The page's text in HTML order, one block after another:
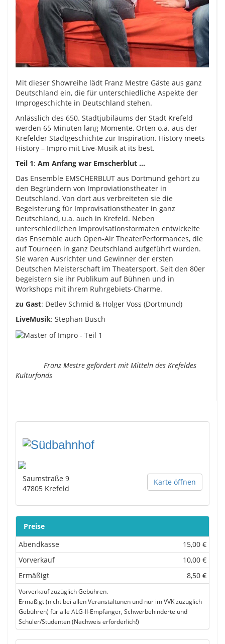
Mit dieser Showreihe lädt Franz Mestre Gäste aus ganz
Deutschland ein, die für unterschiedliche Aspekte der
Improgeschichte in Deutschland stehen.
Anlässlich des 650. Stadtjubiläums der Stadt Krefeld
werden 65 Minuten lang Momente, Orten o.ä. aus der
Krefelder Stadtgeschichte zur Inspiration. History meets
History – Impro mit Live-Musik at its best.
Teil 1: Am Anfang war Emscherblut …
Das Ensemble EMSCHERBLUT aus Dortmund gehört zu
den Begründern von Improviationstheater in
Deutschland. Von dort aus verbreiteten sie die
Begeisterung für Improvisationstheater in ganz
Deutschland, u.a. auch in Krefeld. Neben
unterschiedlichen Improvisationsformaten entwickelte
das Ensemble auch Open-Air TheaterPerformances, die
auf Tourneen in ganz Deutschland aufgeführt wurden.
Sie waren Ausrichter und Gewinner der ersten
Deutschen Meisterschaft im Theatersport. Seit den 80er
begeistern sie ihr Publikum auf Bühnen und in
Workshops mit ihrem Ruhrgebiets-Charme.
zu Gast: Detlev Schmid & Holger Voss (Dortmund)
LiveMusik: Stephan Busch
Franz Mestre gefördert mit Mitteln des Krefeldes
Kulturfonds
Karte öffnen
Saumstraße 9
47805 Krefeld
Preise
Abendkasse
15,00 €
Vorverkauf
10,00 €
Ermäßigt
8,50 €
Vorverkauf zuzüglich Gebühren.
Ermäßigt (nicht bei allen Veranstaltunen und nur im VVK zuzüglich
Gebühren) für alle ALG-II-Empfänger, Schwerbehinderte und
Schüler/Studenten (Nachweis erforderlich!)